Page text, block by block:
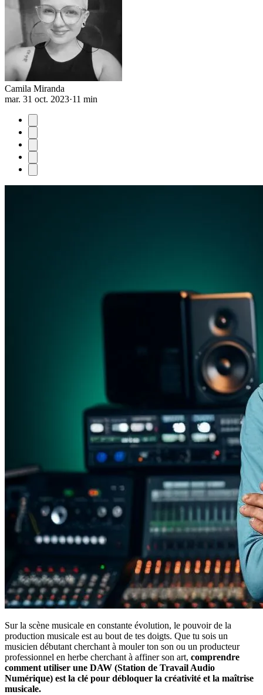
Camila Miranda
mar. 31 oct. 2023·11 min
Sur la scène musicale en constante évolution, le pouvoir de la
production musicale est au bout de tes doigts. Que tu sois un
musicien débutant cherchant à mouler ton son ou un producteur
professionnel en herbe cherchant à affiner son art, comprendre
comment utiliser une DAW (Station de Travail Audio
Numérique) est la clé pour débloquer la créativité et la maîtrise
musicale.